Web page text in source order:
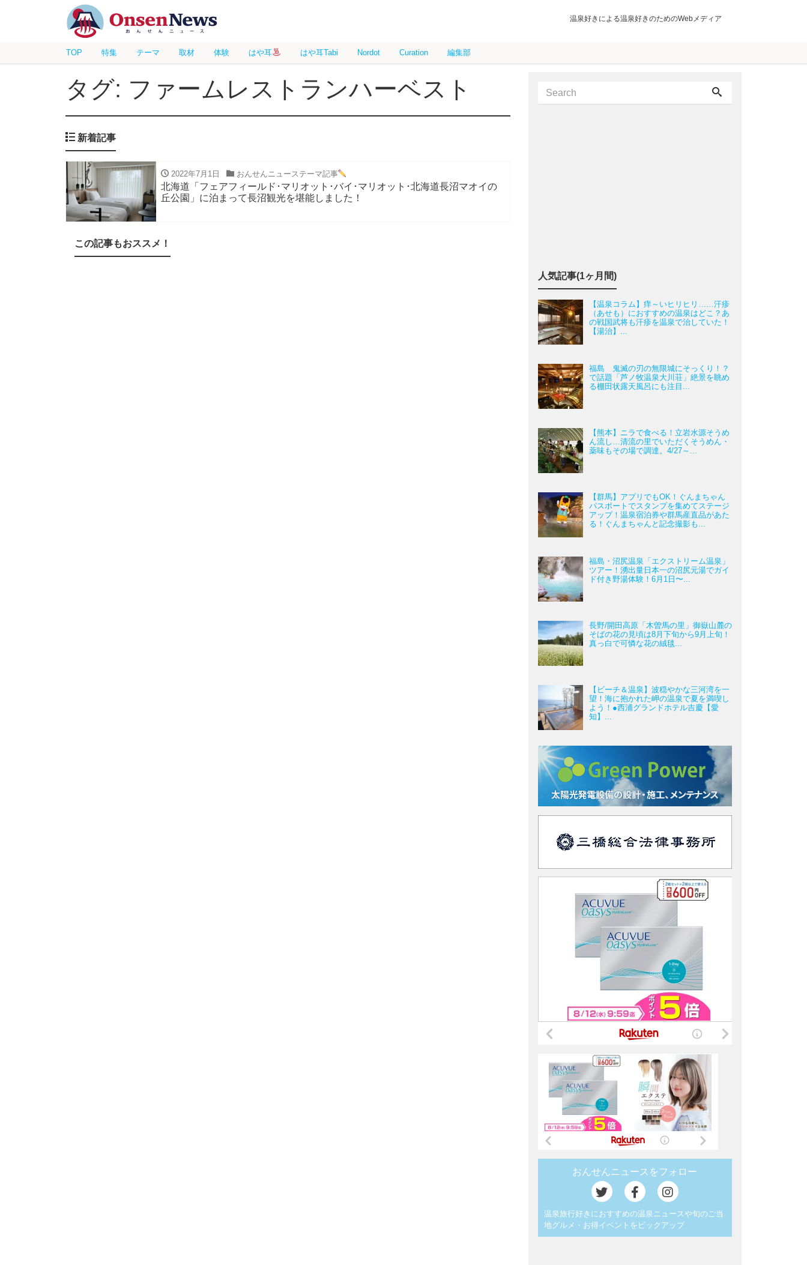
温泉好きによる温泉好きのためのWebメディア
TOP 特集 テーマ 取材 体験 はや耳 はや耳Tabi Nordot Curation 編集部
タグ: ファームレストランハーベスト
新着記事
2022年7月1日 おんせんニューステーマ記事
北海道「フェアフィールド･マリオット･バイ･マリオット･北海道長沼マオイの
丘公園」に泊まって長沼観光を堪能しました！
この記事もおススメ！
人気記事(1ヶ月間)
【温泉コラム】痒～いヒリヒリ……汗疹
（あせも）におすすめの温泉はどこ？あ
の戦国武将も汗疹を温泉で治していた！
【湯治】...
福島 鬼滅の刃の無限城にそっくり！？
で話題「芦ノ牧温泉大川荘」絶景を眺め
る棚田状露天風呂にも注目...
【熊本】ニラで食べる！立岩水源そうめ
ん流し…清流の里でいただくそうめん・
薬味もその場で調達。4/27～...
【群馬】アプリでもOK！ぐんまちゃん
パスポートでスタンプを集めてステージ
アップ！温泉宿泊券や群馬産直品があた
る！ぐんまちゃんと記念撮影も...
福島・沼尻温泉「エクストリーム温泉」
ツアー！湧出量日本一の沼尻元湯でガイ
ド付き野湯体験！6月1日〜...
長野/開田高原「木曽馬の里」御嶽山麓の
そばの花の見頃は8月下旬から9月上旬！
真っ白で可憐な花の絨毯...
【ビーチ＆温泉】波穏やかな三河湾を一
望！海に抱かれた岬の温泉で夏を満喫し
よう！●西浦グランドホテル吉慶【愛
知】...
おんせんニュースをフォロー
温泉旅行好きにおすすめの温泉ニュースや旬のご当
地グルメ・お得イベントをピックアップ